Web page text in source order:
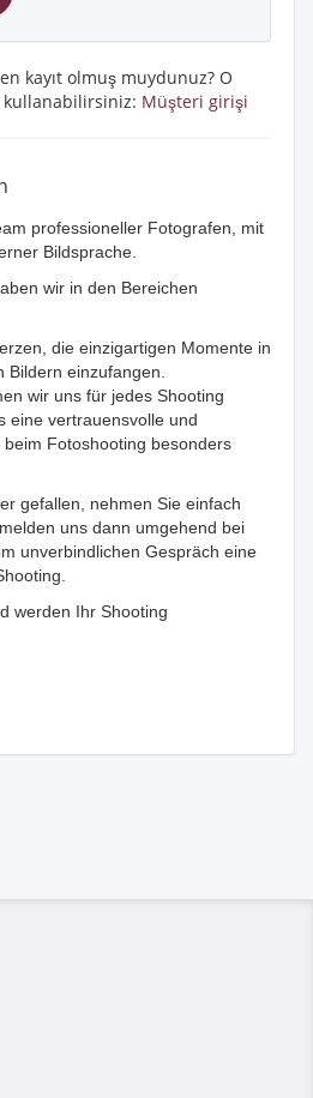
kayıt olmuş muydunuz? O
Müşteri girişi
professioneller Fotografen, mit
Bildsprache.
wir in den Bereichen
die einzigartigen Momente in
Bildern einzufangen.
wir uns für jedes Shooting
eine vertrauensvolle und
Fotoshooting besonders
gefallen, nehmen Sie einfach
uns dann umgehend bei
unverbindlichen Gespräch eine
werden Ihr Shooting